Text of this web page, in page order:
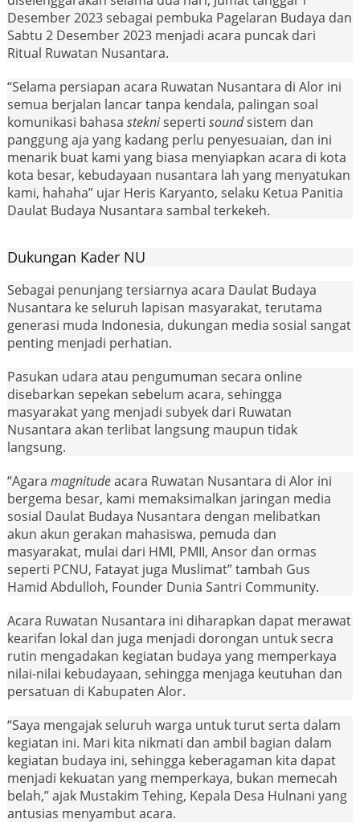
Desember 2023 sebagai pembuka Pagelaran Budaya dan
Sabtu 2 Desember 2023 menjadi acara puncak dari
Ritual Ruwatan Nusantara.
“Selama persiapan acara Ruwatan Nusantara di Alor ini
semua berjalan lancar tanpa kendala, palingan soal
komunikasi bahasa stekniseperti soundsistem dan
panggung aja yang kadang perlu penyesuaian, dan ini
menarik buat kami yang biasa menyiapkan acara di kota
kota besar, kebudayaan nusantara lah yang menyatukan
kami, hahaha” ujar Heris Karyanto, selaku Ketua Panitia
Daulat Budaya Nusantara sambal terkekeh.
Dukungan Kader NU
Sebagai penunjang tersiarnya acara Daulat Budaya
Nusantara ke seluruh lapisan masyarakat, terutama
generasi muda Indonesia, dukungan media sosial sangat
penting menjadi perhatian.
Pasukan udara atau pengumuman secara online
disebarkan sepekan sebelum acara, sehingga
masyarakat yang menjadi subyek dari Ruwatan
Nusantara akan terlibat langsung maupun tidak
langsung.
“Agara magnitudeacara Ruwatan Nusantara di Alor ini
bergema besar, kami memaksimalkan jaringan media
sosial Daulat Budaya Nusantara dengan melibatkan
akun akun gerakan mahasiswa, pemuda dan
masyarakat, mulai dari HMI, PMII, Ansor dan ormas
seperti PCNU, Fatayat juga Muslimat” tambah Gus
Hamid Abdulloh, Founder Dunia Santri Community.
Acara Ruwatan Nusantara ini diharapkan dapat merawat
kearifan lokal dan juga menjadi dorongan untuk secra
rutin mengadakan kegiatan budaya yang memperkaya
nilai-nilai kebudayaan, sehingga menjaga keutuhan dan
persatuan di Kabupaten Alor.
“Saya mengajak seluruh warga untuk turut serta dalam
kegiatan ini. Mari kita nikmati dan ambil bagian dalam
kegiatan budaya ini, sehingga keberagaman kita dapat
menjadi kekuatan yang memperkaya, bukan memecah
belah,” ajak Mustakim Tehing, Kepala Desa Hulnani yang
antusias menyambut acara.